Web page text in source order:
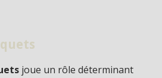
joue un rôle déterminant